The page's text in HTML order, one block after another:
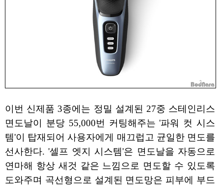
이번 신제품 3종에는 정밀 설계된 27중 스테인리스
면도날이 분당 55,000번 커팅해주는 '파워 컷 시스
템'이 탑재되어 사용자에게 매끄럽고 균일한 면도를
선사한다. '셀프 엣지 시스템'은 면도날을 자동으로
연마해 항상 새것 같은 느낌으로 면도할 수 있도록
도와주며 곡선형으로 설계된 면도망은 피부에 부드